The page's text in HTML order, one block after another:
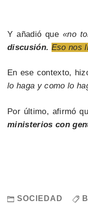
Y añadió que «no
discusión. Eso nos
En ese contexto,
lo haga y como lo
Por último, afirmó
ministerios con
SOCIEDAD